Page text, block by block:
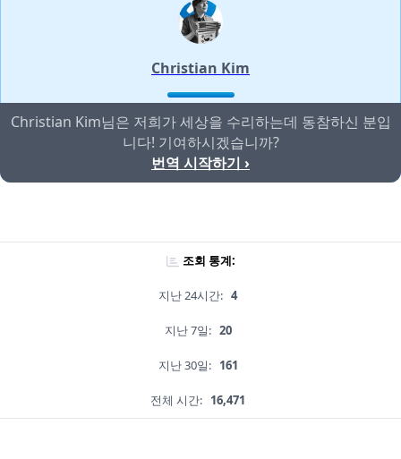
Christian Kim
Christian Kim님은 저희가 세상을 수리하는데 동참하신 분입
니다! 기여하시겠습니까?
번역 시작하기 ›
조회 통계:
지난 24시간: 4
지난 7일: 20
지난 30일: 161
전체 시간: 16,471